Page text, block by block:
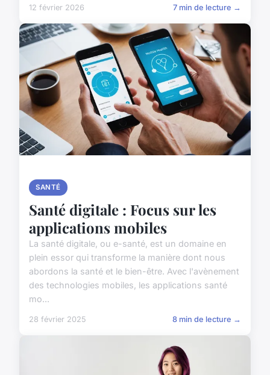
12 février 2026 7 min de lecture →
SANTÉ
Santé digitale : Focus sur les
applications mobiles
La santé digitale, ou e-santé, est un domaine en
plein essor qui transforme la manière dont nous
abordons la santé et le bien-être. Avec l'avènement
des technologies mobiles, les applications santé
mo...
28 février 2025 8 min de lecture →